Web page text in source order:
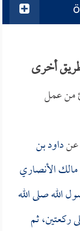
أخرى
من عمل
عنداود بن
الأنصاري
الله صلى الله
ثم